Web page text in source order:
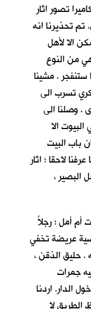
تصور اثار
تحذيرنا انه
الا لأهل
من النوع
. مشينا
تسرب الى
. وصلنا الى
الا
باب البيت
لاحقا ؛ اثار
البصير ،
أم أمل ؛ رجلاً
عريضة تخفي
. حليق الذقن ،
جمرات
الدار. اردنا